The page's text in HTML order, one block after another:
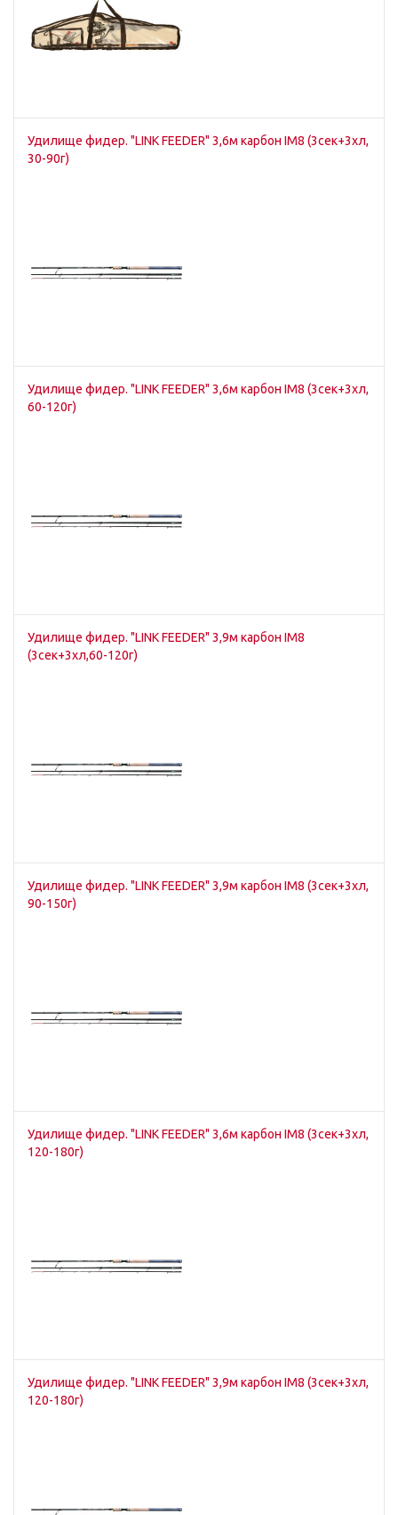
Удилище фидер. "LINK FEEDER" 3,6м карбон IM8 (3сек+3хл,
30-90г)
Удилище фидер. "LINK FEEDER" 3,6м карбон IM8 (3сек+3хл,
60-120г)
Удилище фидер. "LINK FEEDER" 3,9м карбон IM8
(3сек+3хл,60-120г)
Удилище фидер. "LINK FEEDER" 3,9м карбон IM8 (3сек+3хл,
90-150г)
Удилище фидер. "LINK FEEDER" 3,6м карбон IM8 (3сек+3хл,
120-180г)
Удилище фидер. "LINK FEEDER" 3,9м карбон IM8 (3сек+3хл,
120-180г)